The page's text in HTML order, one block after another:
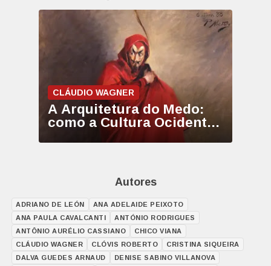
CLÁUDIO WAGNER
A Arquitetura do Medo:
como a Cultura Ocidental
inventou e
Autores
ADRIANO DE LEÓN
ANA ADELAIDE PEIXOTO
ANA PAULA CAVALCANTI
ANTÓNIO RODRIGUES
ANTÔNIO AURÉLIO CASSIANO
CHICO VIANA
CLÁUDIO WAGNER
CLÓVIS ROBERTO
CRISTINA SIQUEIRA
DALVA GUEDES ARNAUD
DENISE SABINO VILLANOVA